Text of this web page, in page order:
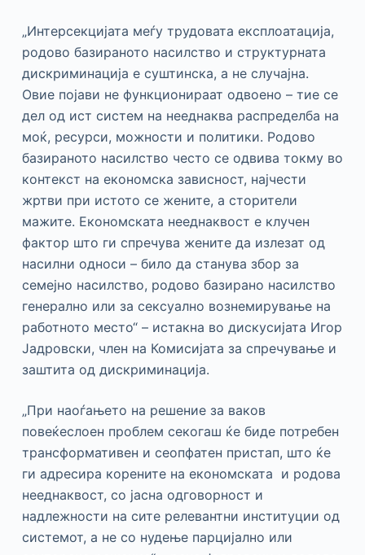
„Интерсекцијата меѓу трудовата експлоатација,
родово базираното насилство и структурната
дискриминација е суштинска, а не случајна.
Овие појави не функционираат одвоено – тие се
дел од ист систем на нееднаква распределба на
моќ, ресурси, можности и политики. Родово
базираното насилство често се одвива токму во
контекст на економска зависност, најчести
жртви при истото се жените, а сторители
мажите. Економската нееднаквост е клучен
фактор што ги спречува жените да излезат од
насилни односи – било да станува збор за
семејно насилство, родово базирано насилство
генерално или за сексуално вознемирување на
работното место“ – истакна во дискусијата Игор
Јадровски, член на Комисијата за спречување и
заштита од дискриминација.
„При наоѓањето на решение за ваков
повеќеслоен проблем секогаш ќе биде потребен
трансформативен и сеопфатен пристап, што ќе
ги адресира корените на економската и родова
нееднаквост, со јасна одговорност и
надлежности на сите релевантни институции од
системот, а не со нудење парцијално или